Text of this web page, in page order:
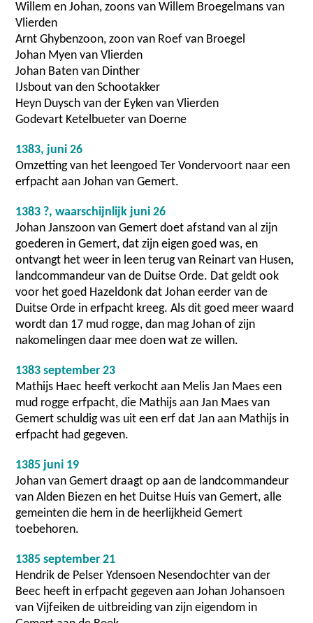
Willem en Johan, zoons van Willem Broegelmans van
Vlierden
Arnt Ghybenzoon, zoon van Roef van Broegel
Johan Myen van Vlierden
Johan Baten van Dinther
IJsbout van den Schootakker
Heyn Duysch van der Eyken van Vlierden
Godevart Ketelbueter van Doerne
1383, juni 26
Omzetting van het leengoed Ter Vondervoort naar een
erfpacht aan Johan van Gemert.
1383 ?, waarschijnlijk juni 26
Johan Janszoon van Gemert doet afstand van al zijn
goederen in Gemert, dat zijn eigen goed was, en
ontvangt het weer in leen terug van Reinart van Husen,
landcommandeur van de Duitse Orde. Dat geldt ook
voor het goed Hazeldonk dat Johan eerder van de
Duitse Orde in erfpacht kreeg. Als dit goed meer waard
wordt dan 17 mud rogge, dan mag Johan of zijn
nakomelingen daar mee doen wat ze willen.
1383 september 23
Mathijs Haec heeft verkocht aan Melis Jan Maes een
mud rogge erfpacht, die Mathijs aan Jan Maes van
Gemert schuldig was uit een erf dat Jan aan Mathijs in
erfpacht had gegeven.
1385 juni 19
Johan van Gemert draagt op aan de landcommandeur
van Alden Biezen en het Duitse Huis van Gemert, alle
gemeinten die hem in de heerlijkheid Gemert
toebehoren.
1385 september 21
Hendrik de Pelser Ydensoen Nesendochter van der
Beec heeft in erfpacht gegeven aan Johan Johansoen
van Vijfeiken de uitbreiding van zijn eigendom in